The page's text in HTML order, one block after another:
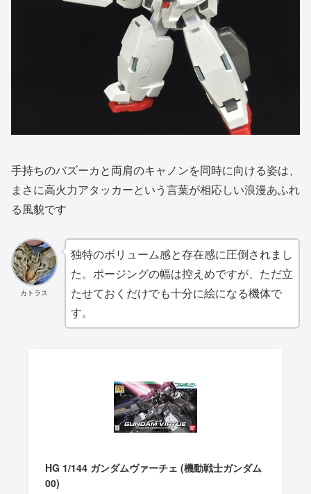
手持ちのバズーカと両肩のキャノンを同時に向ける姿は、
まさに高火力アタッカーという言葉が相応しい浪漫あふれ
る風貌です
カトラス
独特のボリューム感と存在感に圧倒されまし
た。ポージングの幅は控えめですが、ただ立
たせておくだけでも十分に絵になる機体で
す。
HG 1/144 ガンダムヴァーチェ (機動戦士ガンダム
00)